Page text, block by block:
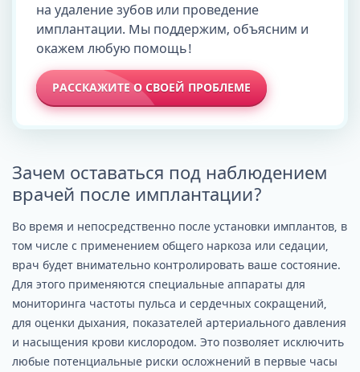
на удаление зубов или проведение
имплантации. Мы поддержим, объясним и
окажем любую помощь!
РАССКАЖИТЕ О СВОЕЙ ПРОБЛЕМЕ
Зачем оставаться под наблюдением
врачей после имплантации?
Во время и непосредственно после установки имплантов, в
том числе с применением общего наркоза или седации,
врач будет внимательно контролировать ваше состояние.
Для этого применяются специальные аппараты для
мониторинга частоты пульса и сердечных сокращений,
для оценки дыхания, показателей артериального давления
и насыщения крови кислородом. Это позволяет исключить
любые потенциальные риски осложнений в первые часы